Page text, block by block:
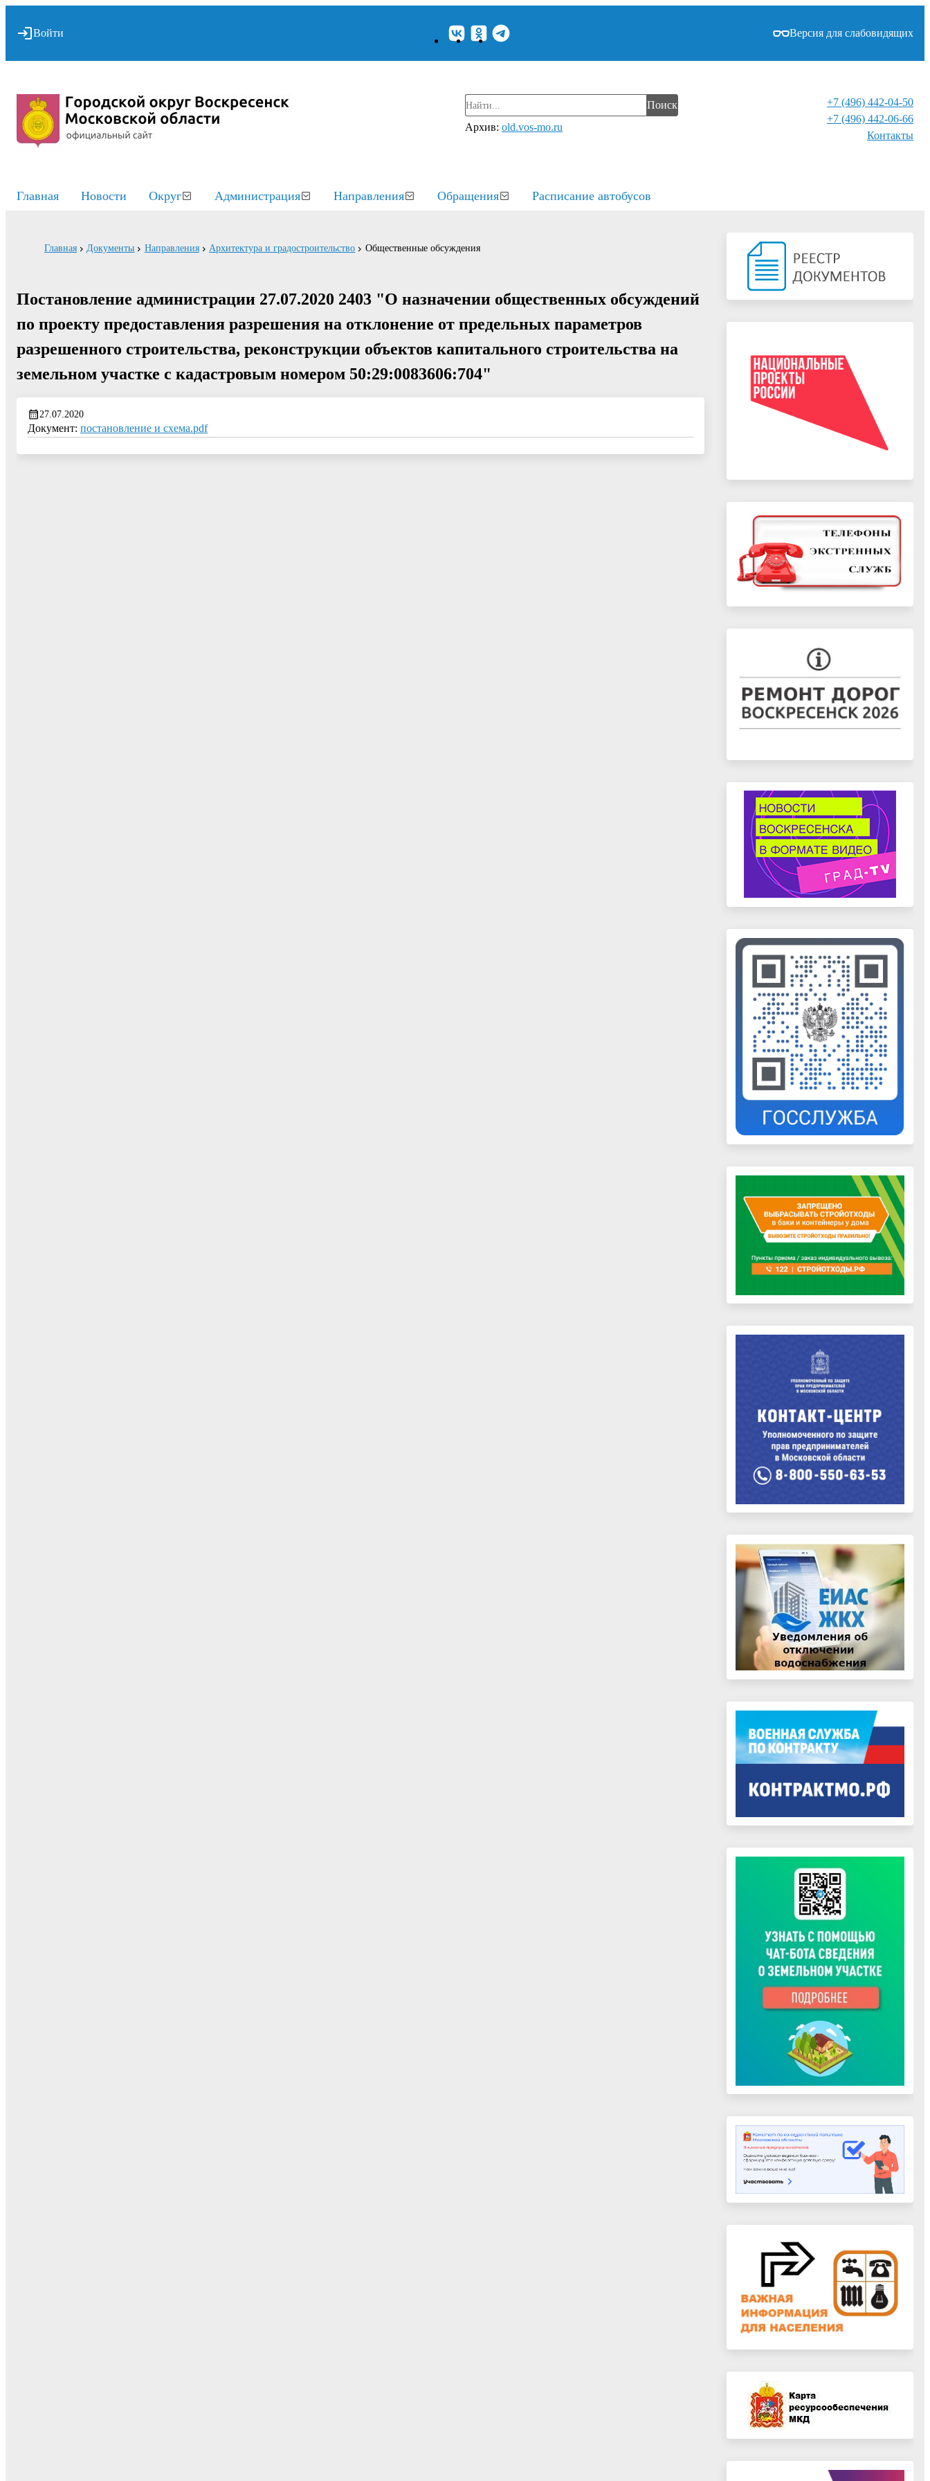
Войти Версия для слабовидящих
Поиск
Архив: old.vos-mo.ru
+7 (496) 442-04-50
+7 (496) 442-06-66
Контакты⁠
Главная Новости Округ Администрация Направления Обращения Расписание автобусов
Главная Документы Направления Архитектура и градостроительство Общественные обсуждения
Постановление администрации 27.07.2020 2403 "О назначении общественных обсуждений
по проекту предоставления разрешения на отклонение от предельных параметров
разрешенного строительства, реконструкции объектов капитального строительства на
земельном участке с кадастровым номером 50:29:0083606:704"
27.07.2020
Документ: постановление и схема.pdf